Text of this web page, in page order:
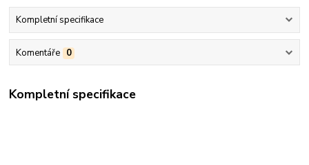
Kompletní specifikace
Komentáře 0
Kompletní specifikace